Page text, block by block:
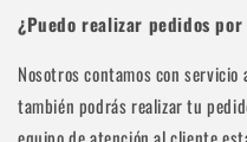
¿Puedo realizar pedidos
Nosotros contamos con servicio
también podrás realizar tu